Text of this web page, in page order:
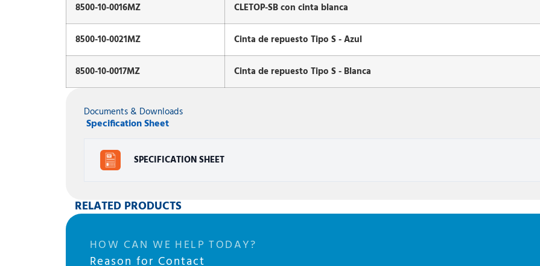
8500-10-0016MZ CLETOP-SB con cinta blanca
8500-10-0021MZ Cinta de repuesto Tipo S - Azul
8500-10-0017MZ Cinta de repuesto Tipo S - Blanca
Documents & Downloads
Specification Sheet
SPECIFICATION SHEET
RELATED PRODUCTS
HOW CAN WE HELP TODAY?
Reason for Contact